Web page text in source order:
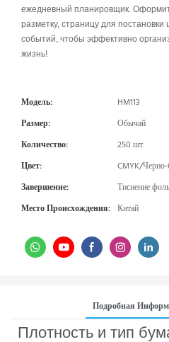
ежедневный планировщик.
разметку, страницу для
событий, чтобы эффективно
жизнь!
Модель:
HM113
Размер:
Обычай
Количество:
250 шт.
Цвет:
CMYK/
Завершение:
Тиснение
Место Происхождения: Китай
Подробная
Плотность и тип